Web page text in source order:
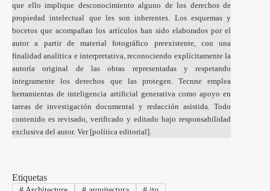
que ello implique desconocimiento alguno de los derechos de
propiedad intelectual que les son inherentes. Los esquemas y
bocetos que acompañan los artículos han sido elaborados por el
autor a partir de material fotográfico preexistente, con una
finalidad analítica e interpretativa, reconociendo explícitamente la
autoría original de las obras representadas y respetando
íntegramente los derechos que las protegen. Tecnne emplea
herramientas de inteligencia artificial generativa como apoyo en
tareas de investigación documental y redacción asistida. Todo
contenido es revisado, verificado y editado bajo responsabilidad
exclusiva del autor. Ver [política editorial].
Etiquetas